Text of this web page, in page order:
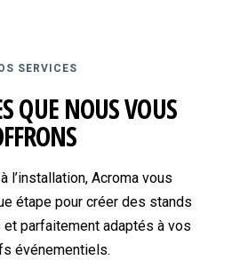
SERVICES
QUE NOUS VOUS
l’installation, Acroma vous
étape pour créer des stands
parfaitement adaptés à vos
événementiels.